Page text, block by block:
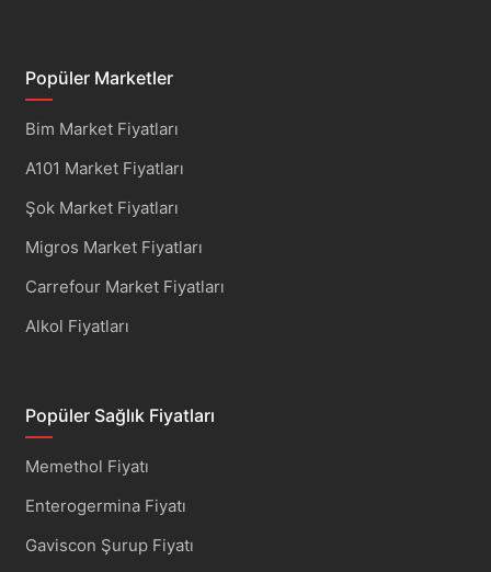
Popüler Marketler
Bim Market Fiyatları
A101 Market Fiyatları
Şok Market Fiyatları
Migros Market Fiyatları
Carrefour Market Fiyatları
Alkol Fiyatları
Popüler Sağlık Fiyatları
Memethol Fiyatı
Enterogermina Fiyatı
Gaviscon Şurup Fiyatı